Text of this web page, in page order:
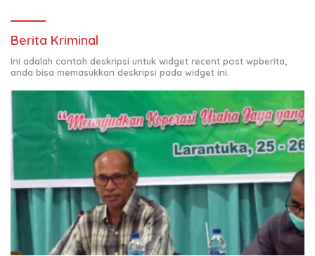
Berita Kriminal
Ini adalah contoh deskripsi untuk widget recent post wpberita,
anda bisa memasukkan deskripsi pada widget ini.